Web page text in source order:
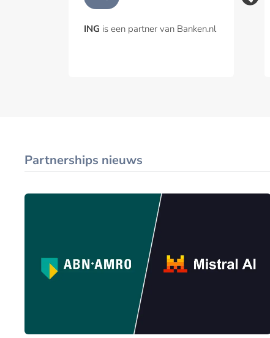
ING is een partner van Banken.nl
Belfius, Rabobank en
van Nederland, vier
Partnerships nieuws